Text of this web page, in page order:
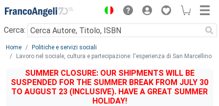
Menu
Cerca:
Main content
Home
Politiche e servizi sociali
Lavoro nel sociale, cultura e partecipazione: l'esperienza di San Marcellino
SUMMER CLOSURE: OUR SHIPMENTS WILL BE
SUSPENDED FOR THE SUMMER BREAK FROM JULY 30
TO AUGUST 23 (INCLUSIVE). HAVE A GREAT SUMMER
HOLIDAY!